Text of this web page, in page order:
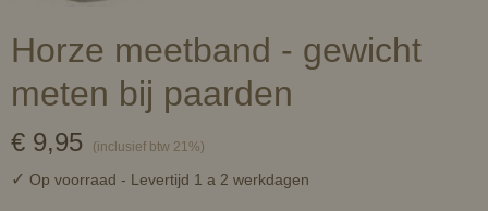
Horze meetband - gewicht
meten bij paarden
€ 9,95 (inclusief btw 21%)
✓ Op voorraad - Levertijd 1 a 2 werkdagen